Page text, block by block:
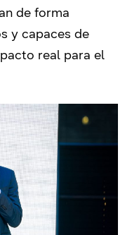
de forma
y capaces de
real para el